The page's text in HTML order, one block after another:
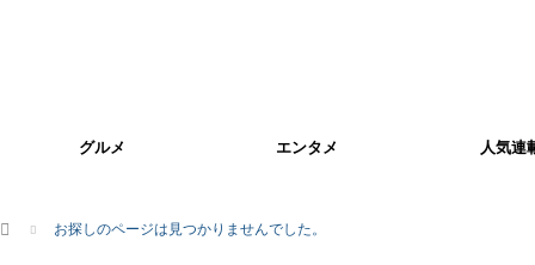
グルメ エンタメ 人気連
ホーム お探しのページは見つかりませんでした。